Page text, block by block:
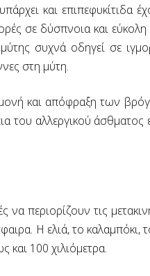
και επιπεφυκίτιδα
σε δύσπνοια και
συχνά οδηγεί σε
στη μύτη.
και απόφραξη των
αλλεργικού άσθματος
περιορίζουν τις
Η ελιά, το καλαμπόκι,
και 100 χιλιόμετρα.